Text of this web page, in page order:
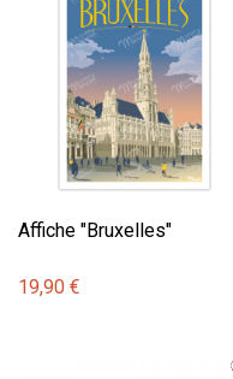
Affiche "Bruxelles"
19,90 €